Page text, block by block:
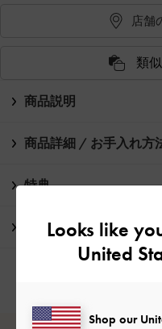
店舗
類
商品説明
商品詳細 / お手入れ方
特典
配送 & 返品
Looks like
United
Shop our